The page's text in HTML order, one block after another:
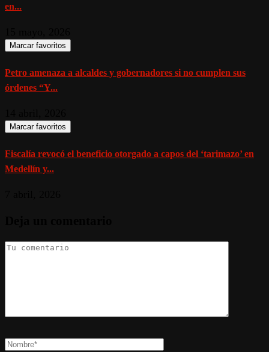
en...
Marcar favoritos
Petro amenaza a alcaldes y gobernadores si no cumplen sus
órdenes “Y...
Marcar favoritos
Fiscalía revocó el beneficio otorgado a capos del ‘tarimazo’ en
Medellín y...